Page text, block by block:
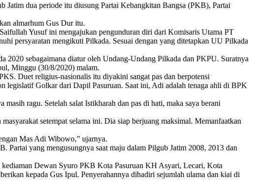
dua periode itu diusung Partai Kebangkitan Bangsa (PKB), Partai
almarhum Gus Dur itu.
Yusuf ini mengajukan pengunduran diri dari Komisaris Utama PT
persyaratan mengikuti Pilkada. Sesuai dengan yang ditetapkan UU Pilkada
sebagaimana diatur oleh Undang-Undang Pilkada dan PKPU. Suratnya
Minggu (30/8/2020) malam.
Duet religius-nasionalis itu diyakini sangat pas dan berpotensi
legislatif Golkar dari Dapil Pasuruan. Saat ini, Adi adalah tenaga ahli di BPK
ragu. Setelah salat Istikharah dan pas di hati, maka saya berani
setempat selama ini. Dia siap berjuang maksimal. Memanfaatkan
Mas Adi Wibowo,” ujarnya.
Partai yang mengusungnya saat maju dalam Pilgub Jatim 2008, 2013 dan
Dewan Syuro PKB Kota Pasuruan KH Asyari, Lecari, Kota
kepada Gus Ipul. Penyerahannya dihadiri sejumlah ulama dan kiai di